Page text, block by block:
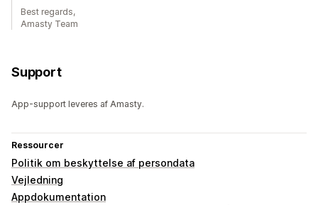
Best regards,
Amasty Team
Support
App-support leveres af Amasty.
Ressourcer
Politik om beskyttelse af persondata
Vejledning
Appdokumentation